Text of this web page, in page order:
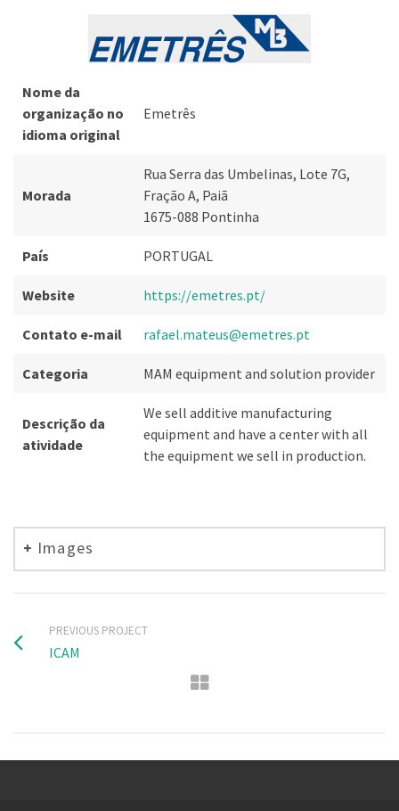
Nome da
organização no
idioma original
Emetrês
Morada
Rua Serra das Umbelinas, Lote 7G,
Fração A, Paiã
1675-088 Pontinha
País PORTUGAL
Website https://emetres.pt/
Contato e-mail rafael.mateus@emetres.pt
Categoria MAM equipment and solution provider
Descrição da
atividade
We sell additive manufacturing
equipment and have a center with all
the equipment we sell in production.
Images
PREVIOUS PROJECT
ICAM